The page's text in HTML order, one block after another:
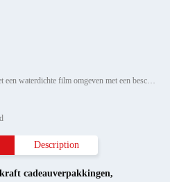
Verpakking Details: De hele pallet is met een waterdichte film omgeven met een beschermmiddel voor de hoek van het papie
Description
cadeauverpakkingen,